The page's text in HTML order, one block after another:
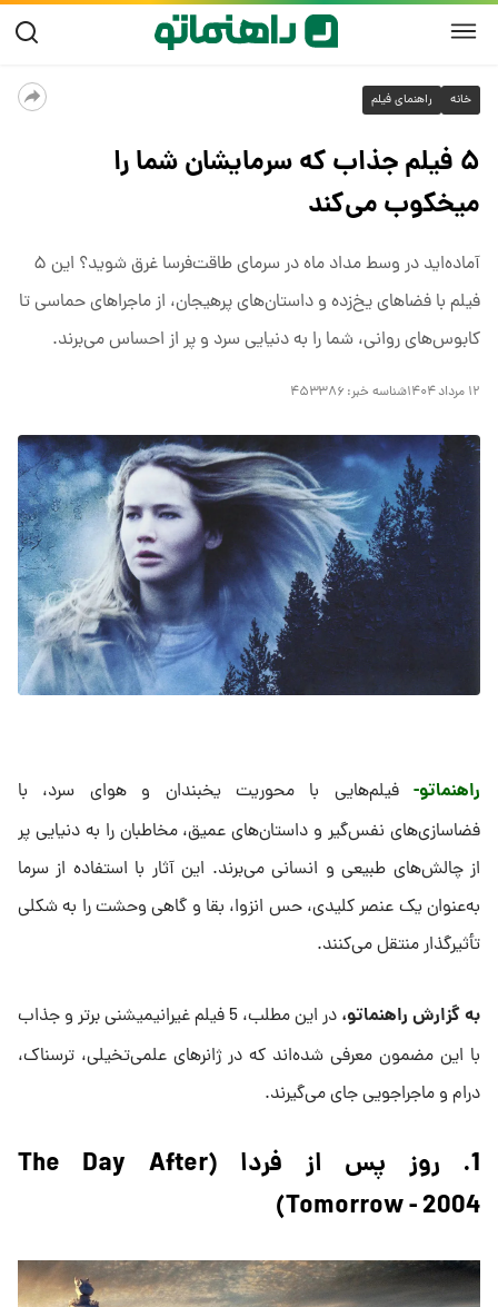
خانه راهنمای فیلم
۵ فیلم جذاب که سرمایشان شما را
میخکوب می‌کند
آماده‌اید در وسط مداد ماه در سرمای طاقت‌فرسا غرق شوید؟ این ۵
فیلم با فضاهای یخ‌زده و داستان‌های پرهیجان، از ماجراهای حماسی تا
کابوس‌های روانی، شما را به دنیایی سرد و پر از احساس می‌برند.
۱۲ مرداد ۱۴۰۴ شناسه خبر: ۴۵۳۳۸۶
راهنماتو- فیلم‌هایی با محوریت یخبندان و هوای سرد، با
فضاسازی‌های نفس‌گیر و داستان‌های عمیق، مخاطبان را به دنیایی پر
از چالش‌های طبیعی و انسانی می‌برند. این آثار با استفاده از سرما
به‌عنوان یک عنصر کلیدی، حس انزوا، بقا و گاهی وحشت را به شکلی
تأثیرگذار منتقل می‌کنند.
به گزارش راهنماتو،
در این مطلب، 5 فیلم غیرانیمیشنی برتر و جذاب
با این مضمون معرفی شده‌اند که در ژانرهای علمی‌تخیلی، ترسناک،
درام و ماجراجویی جای می‌گیرند.
1. روز پس از فردا (The Day After
Tomorrow - 2004)